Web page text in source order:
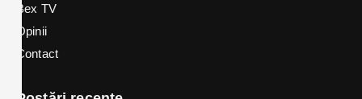
Bex TV
Opinii
Contact